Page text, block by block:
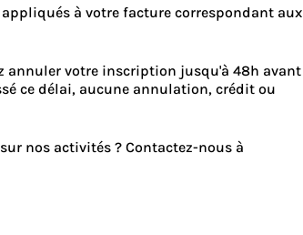
à votre facture correspondant aux
annuler votre inscription jusqu'à 48h avant
ce délai, aucune annulation, crédit ou
nos activités ? Contactez-nous à